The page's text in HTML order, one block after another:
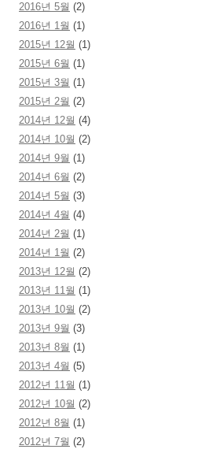
2016년 5월 (2)
2016년 1월 (1)
2015년 12월 (1)
2015년 6월 (1)
2015년 3월 (1)
2015년 2월 (2)
2014년 12월 (4)
2014년 10월 (2)
2014년 9월 (1)
2014년 6월 (2)
2014년 5월 (3)
2014년 4월 (4)
2014년 2월 (1)
2014년 1월 (2)
2013년 12월 (2)
2013년 11월 (1)
2013년 10월 (2)
2013년 9월 (3)
2013년 8월 (1)
2013년 4월 (5)
2012년 11월 (1)
2012년 10월 (2)
2012년 8월 (1)
2012년 7월 (2)